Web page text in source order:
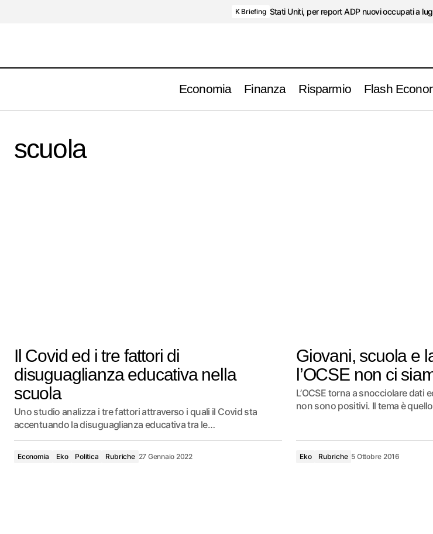
K Briefing Stati Uniti, per report ADP nuovi occupati a
Economia Finanza Risparmio Flash
scuola
Il Covid ed i tre fattori di
disuguaglianza educativa nella
scuola
Uno studio analizza i tre fattori attraverso i quali il Covid sta
accentuando la disuguaglianza educativa tra le…
Economia Eko Politica Rubriche 27 Gennaio 2022
Giovani, scuola e
l’OCSE non ci
L’OCSE torna a snocciolare dati
non sono positivi. Il tema è
Eko Rubriche 5 Ottobre 2016